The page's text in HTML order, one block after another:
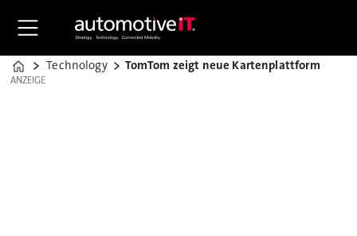
Home
Technology TomTom zeigt neue Kartenplattform
ANZEIGE
ANZEIGE